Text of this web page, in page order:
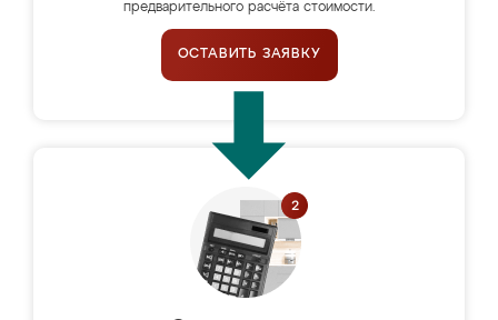
предварительного расчёта стоимости.
ОСТАВИТЬ ЗАЯВКУ